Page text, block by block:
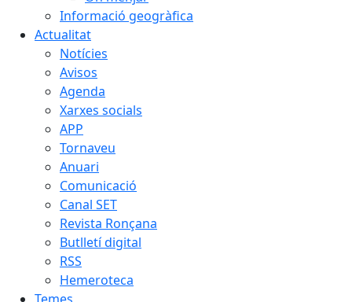
Informació geogràfica
Actualitat
Notícies
Avisos
Agenda
Xarxes socials
APP
Tornaveu
Anuari
Comunicació
Canal SET
Revista Ronçana
Butlletí digital
RSS
Hemeroteca